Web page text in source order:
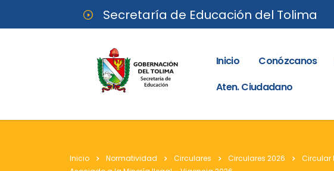
Secretaría de Educación del Tolima
Inicio Conózcanos
Aten. Ciudadano
Inicio Normatividad Circulares Circulares 2026
Circular